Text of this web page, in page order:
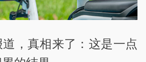
，真相来了：这是一点